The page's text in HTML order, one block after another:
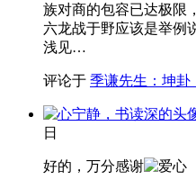
族对商的包容已达极限
六龙战于野应该是举例
浅见…
评论于 季谦先生：坤卦
日
好的，万分感谢